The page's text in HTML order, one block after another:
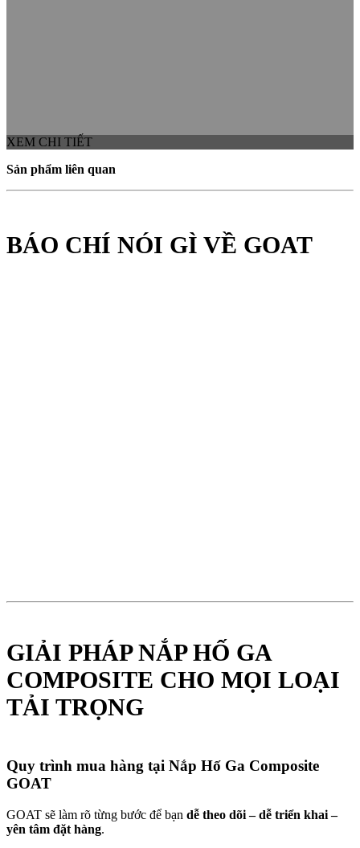
XEM CHI TIẾT
Sản phẩm liên quan
BÁO CHÍ NÓI GÌ VỀ GOAT
GIẢI PHÁP NẮP HỐ GA
COMPOSITE CHO MỌI LOẠI
TẢI TRỌNG
Quy trình mua hàng tại Nắp Hố Ga Composite
GOAT
GOAT sẽ làm rõ từng bước để bạn dễ theo dõi – dễ triển khai –
yên tâm đặt hàng.